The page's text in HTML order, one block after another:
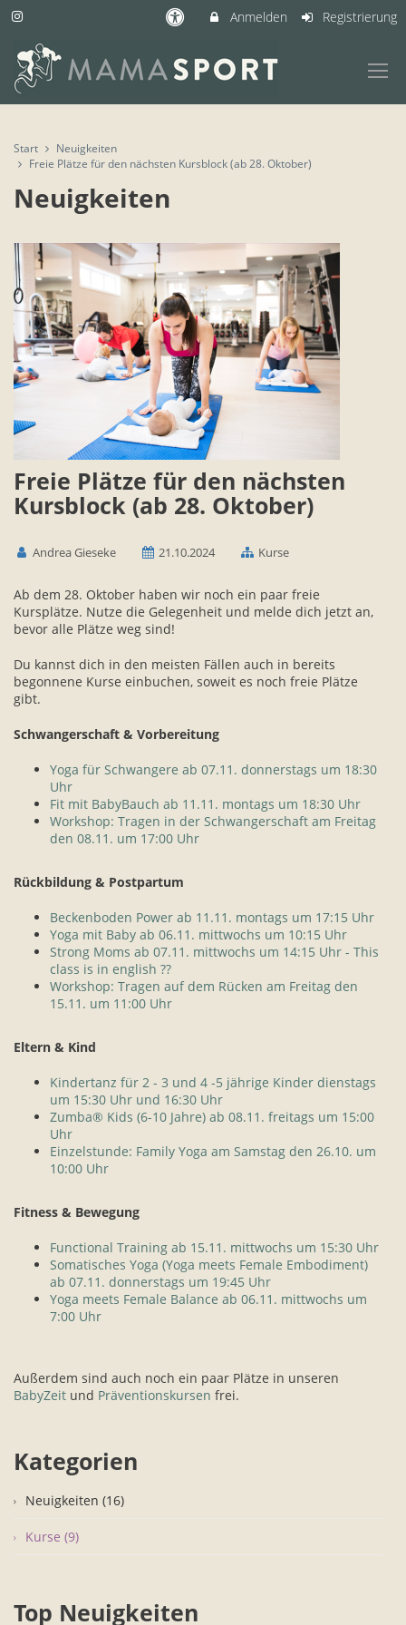
Anmelden Registrierung
Start
Neuigkeiten
Freie Plätze für den nächsten Kursblock (ab 28. Oktober)
Neuigkeiten
Freie Plätze für den nächsten
Kursblock (ab 28. Oktober)
Andrea Gieseke 21.10.2024 Kurse
Ab dem 28. Oktober haben wir noch ein paar freie
Kursplätze. Nutze die Gelegenheit und melde dich jetzt an,
bevor alle Plätze weg sind!
Du kannst dich in den meisten Fällen auch in bereits
begonnene Kurse einbuchen, soweit es noch freie Plätze
gibt.
Schwangerschaft & Vorbereitung
Yoga für Schwangere ab 07.11. donnerstags um 18:30
Uhr
Fit mit BabyBauch ab 11.11. montags um 18:30 Uhr
Workshop: Tragen in der Schwangerschaft am Freitag
den 08.11. um 17:00 Uhr
Rückbildung & Postpartum
Beckenboden Power ab 11.11. montags um 17:15 Uhr
Yoga mit Baby ab 06.11. mittwochs um 10:15 Uhr
Strong Moms ab 07.11. mittwochs um 14:15 Uhr - This
class is in english ??
Workshop: Tragen auf dem Rücken am Freitag den
15.11. um 11:00 Uhr
Eltern & Kind
Kindertanz für 2 - 3 und 4 -5 jährige Kinder dienstags
um 15:30 Uhr und 16:30 Uhr
Zumba® Kids (6-10 Jahre) ab 08.11. freitags um 15:00
Uhr
Einzelstunde: Family Yoga am Samstag den 26.10. um
10:00 Uhr
Fitness & Bewegung
Functional Training ab 15.11. mittwochs um 15:30 Uhr
Somatisches Yoga (Yoga meets Female Embodiment)
ab 07.11. donnerstags um 19:45 Uhr
Yoga meets Female Balance ab 06.11. mittwochs um
7:00 Uhr
Außerdem sind auch noch ein paar Plätze in unseren
BabyZeit und Präventionskursen frei.
Kategorien
Neuigkeiten (16)
Kurse (9)
Top Neuigkeiten